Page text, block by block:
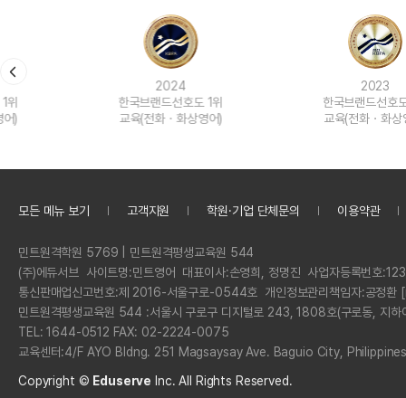
한국브랜드선호도 1위
교육(전화ㆍ화상영어)
한국브랜드선호도 1위
교육(전화ㆍ화상영어)
모든 메뉴 보기 고객지원 학원·기업 단체문의 이용약관
정
보
민트원격학원 5769 | 민트원격평생교육원 544
회
사
명
(주)에듀서브 사이트명:민트영어 대표이사:손영희, 정명진 사업자등록번호:
통신판매업신고번호:제 2016-서울구로-0544호 개인정보관리책임자:공정
민트원격평생교육원 544 :서울시 구로구 디지털로 243, 1808호(구로동, 지하
전
화
TEL: 1644-0512 FAX: 02-2224-0075
교육센터:4/F AYO Bldng. 251 Magsaysay Ave. Baguio City,
Copyright © Eduserve Inc.All Rights Reserved.